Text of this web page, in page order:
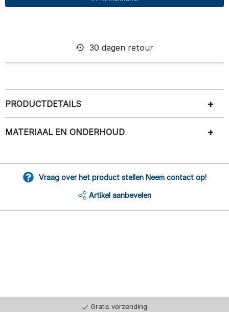
30 dagen retour
PRODUCTDETAILS
MATERIAAL EN ONDERHOUD
Vraag over het product stellen Neem contact op!
Artikel aanbevelen
Gratis verzending